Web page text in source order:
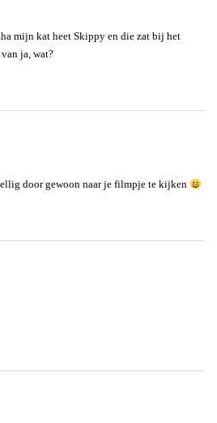
mijn kat heet Skippy en die zat bij het
ja, wat?
door gewoon naar je filmpje te kijken